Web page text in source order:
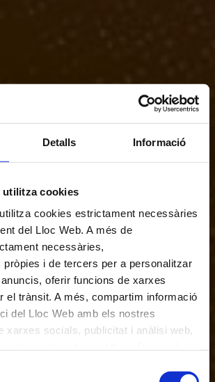
Detalls Informació
utilitza cookies
cookies estrictament necessàries
del Lloc Web. A més de
necessàries,
pròpies i de tercers per a personalitzar
oferir funcions de xarxes
el trànsit. A més, compartim informació
del Lloc Web amb els nostres
xarxes socials, publicitat i anàlisi web,